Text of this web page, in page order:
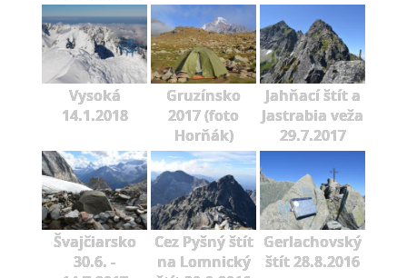
Vysoká
14.1.2018
Gruzínsko
2017 (foto
Horňák)
Jahňací štít a
Jastrabia veža
29.7.2017
Švajčiarsko
30.6. -
Cez Pyšný štít
na Lomnický
Gerlachovský
štít 28.8.2016